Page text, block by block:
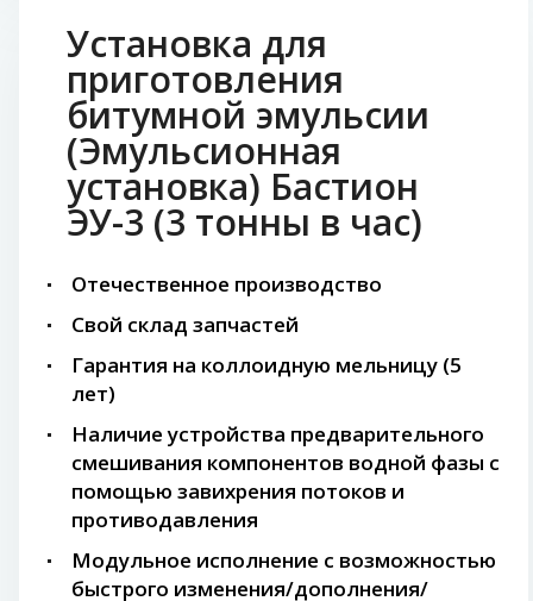
Установка для
приготовления
битумной эмульсии
(Эмульсионная
установка) Бастион
ЭУ-3 (3 тонны в час)
Отечественное производство
Свой склад запчастей
Гарантия на коллоидную мельницу (5
лет)
Наличие устройства предварительного
смешивания компонентов водной фазы с
помощью завихрения потоков и
противодавления
Модульное исполнение с возможностью
быстрого изменения/дополнения/